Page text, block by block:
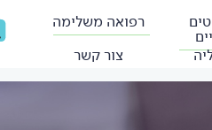
רפואה משלימה
צור קשר